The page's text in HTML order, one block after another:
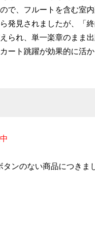
で、フルートを含む室
発見されましたが、「
られ、単一楽章のまま
ート跳躍が効果的に活
ンのない商品につきま